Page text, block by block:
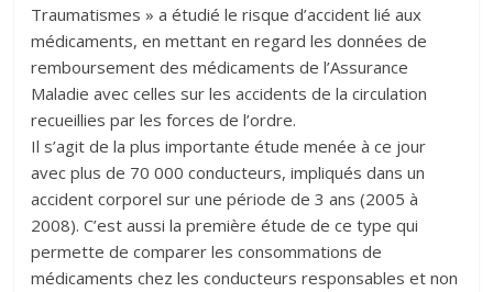
Traumatismes » a étudié le risque d’accident lié aux
médicaments, en mettant en regard les données de
remboursement des médicaments de l’Assurance
Maladie avec celles sur les accidents de la circulation
recueillies par les forces de l’ordre.
Il s’agit de la plus importante étude menée à ce jour
avec plus de 70 000 conducteurs, impliqués dans un
accident corporel sur une période de 3 ans (2005 à
2008). C’est aussi la première étude de ce type qui
permette de comparer les consommations de
médicaments chez les conducteurs responsables et non